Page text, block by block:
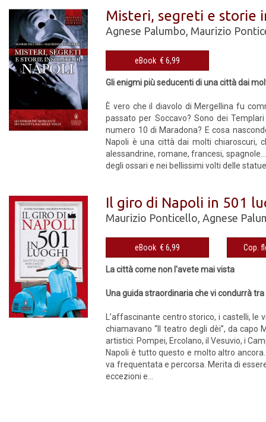
Misteri, segreti e storie
Agnese Palumbo Maurizio
eBook € 6,99
Gli enigmi più seducenti di una città dai
È vero che il diavolo di Mergellina fu
passato per Soccavo? Sono dei
numero 10 di Maradona? E cosa
Napoli è una città dai molti chiaroscuri,
alessandrine, romane, francesi,
degli ossari e nei bellissimi volti delle
Il giro di Napoli in 501
Maurizio Ponticello Agnese
eBook € 6,99
La città come non l'avete mai vista
Una guida straordinaria che vi condurrà
L’affascinante centro storico, i castelli, le
chiamavano “Il teatro degli dèi”, da capo
artistici: Pompei, Ercolano, il Vesuvio, i
Napoli è tutto questo e molto altro
va frequentata e percorsa. Merita di
eccezioni e...